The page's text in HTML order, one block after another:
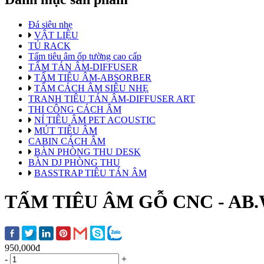
Đá siêu nhẹ
VẬT LIỆU
TỦ RACK
Tấm tiêu âm ốp tường cao cấp
TẤM TÁN ÂM-DIFFUSER
TẤM TIÊU ÂM-ABSORBER
TẤM CÁCH ÂM SIÊU NHẸ
TRANH TIÊU TÁN ÂM-DIFFUSER ART
THI CÔNG CÁCH ÂM
NỈ TIÊU ÂM PET ACOUSTIC
MÚT TIÊU ÂM
CABIN CÁCH ÂM
BÀN PHÒNG THU DESK
BÀN DJ PHÒNG THU
BASSTRAP TIÊU TÁN ÂM
TẤM TIÊU ÂM GỖ CNC -
950,000đ
-
+